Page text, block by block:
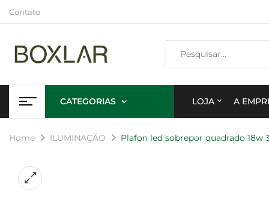
Contato
CATEGORIAS LOJA A
Home ILUMINAÇÃO Plafon led sobrepor quadrado 18w